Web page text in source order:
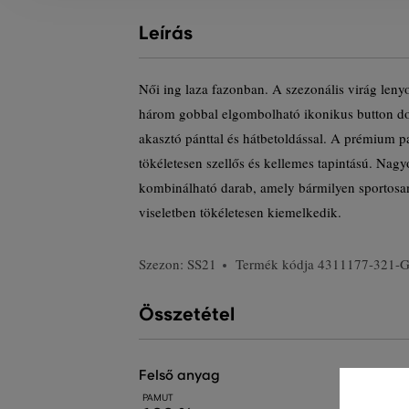
Leírás
Női ing laza fazonban. A szezonális virág
három gobbal elgombolható ikonikus button
akasztó pánttal és hátbetoldással. A prémium
tökéletesen szellős és kellemes tapintású.
kombinálható darab, amely bármilyen
viseletben tökéletesen kiemelkedik.
Szezon: SS21 Termék kódja 4311177-321-
Összetétel
felső anyag
PAMUT